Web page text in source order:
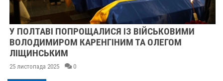
У ПОЛТАВІ ПОПРОЩАЛИСЯ ІЗ ВІЙСЬКОВИМИ
ВОЛОДИМИРОМ КАРЕНГІНИМ ТА ОЛЕГОМ
ЛІЩИНСЬКИМ
25 листопада 2025 0